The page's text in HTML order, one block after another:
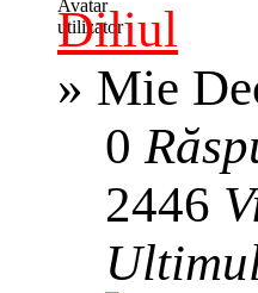
Diliul
» Mie
0
2446